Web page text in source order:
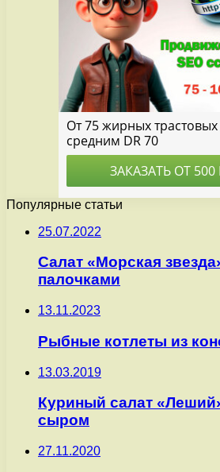
Популярные статьи
25.07.2022
Салат «Морская
палочками
13.11.2023
Рыбные котлеты из
13.03.2019
Куриный салат
сыром
27.11.2020